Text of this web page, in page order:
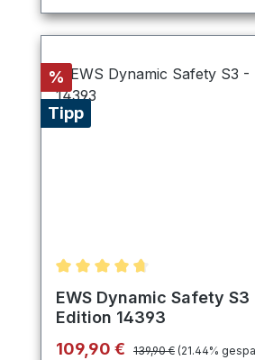
Rabatt
%
Tipp
Durchschnittliche
EWS Dynamic Safety S3
Edition 14393
Verkaufspreis:
109,90 € Regulärer Preis:
139,90 € (21.44%